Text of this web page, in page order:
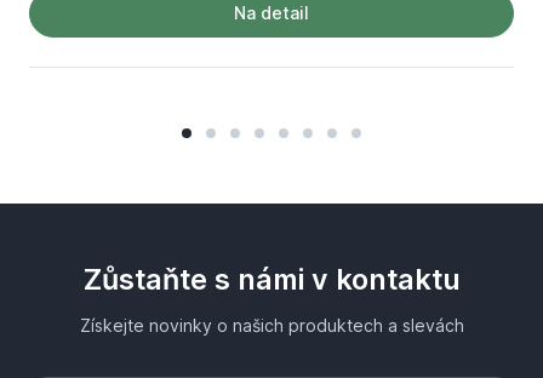
Na detail
Zůstaňte s námi v kontaktu
Získejte novinky o našich produktech a slevách